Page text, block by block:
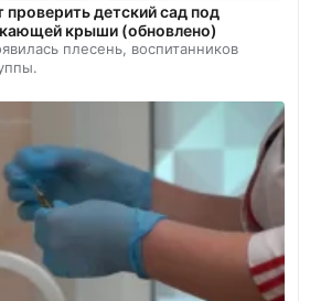
детский сад под
крыши (обновлено)
плесень, воспитанников